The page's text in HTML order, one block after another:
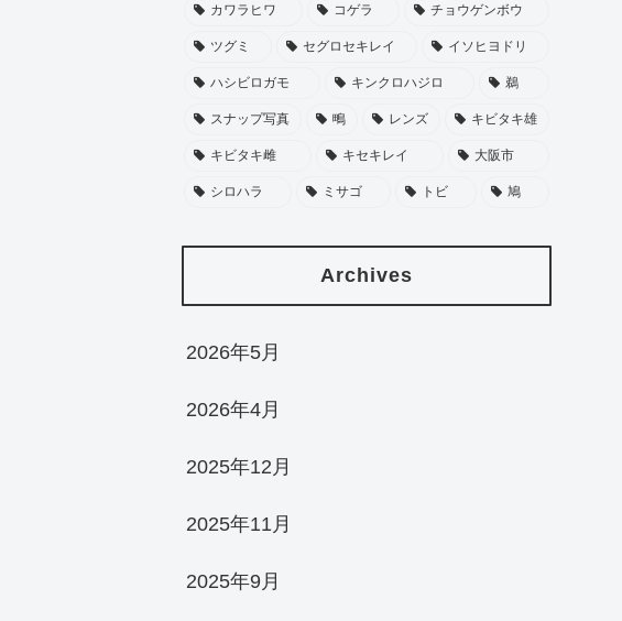
カワラヒワ コゲラ チョウゲンボウ
ツグミ セグロセキレイ イソヒヨドリ
ハシビロガモ キンクロハジロ 鵜
スナップ写真 鴫 レンズ キビタキ雄
キビタキ雌 キセキレイ 大阪市
シロハラ ミサゴ トビ 鳩
Archives
2026年5月
2026年4月
2025年12月
2025年11月
2025年9月